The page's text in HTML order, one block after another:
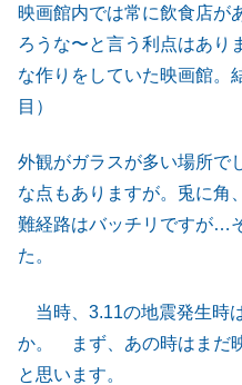
映画館内では常に飲食店が
ろうな〜と言う利点はあり
な作りをしていた映画館。
目）
外観がガラスが多い場所
な点もありますが。兎に角
難経路はバッチリですが…
た。
当時、3.11の地震発生時
か。 まず、あの時はまだ
と思います。